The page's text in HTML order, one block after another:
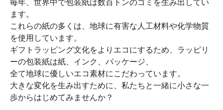
毎年、世界中で包装紙は数百トンのゴミを生み出してい
ます。
これらの紙の多くは、地球に有害な人工材料や化学物質
を使用しています。
ギフトラッピング文化をよりエコにするため、ラッピリ
ーの包装紙は紙、インク、パッケージ、
全て地球に優しいエコ素材にこだわっています。
大きな変化を生み出すために、私たちと一緒に小さな一
歩からはじめてみませんか？